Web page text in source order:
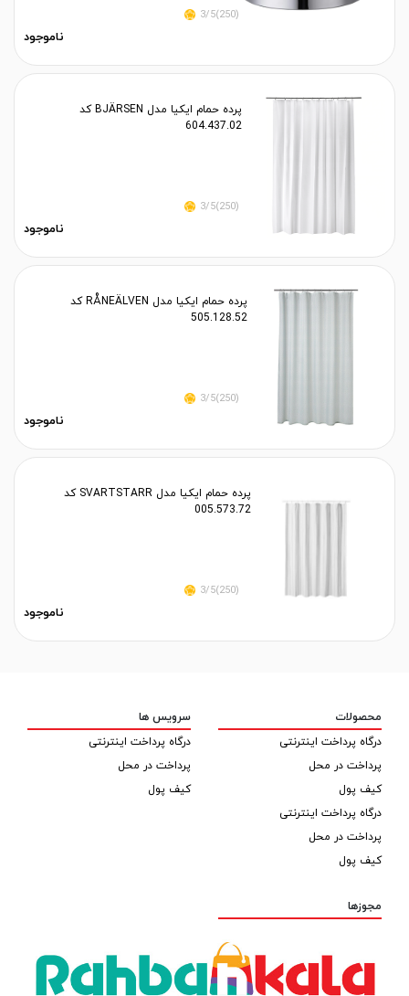
(250)3/5
ناموجود
پرده حمام ایکیا مدل BJÄRSEN کد
604.437.02
(250)3/5
ناموجود
پرده حمام ایکیا مدل RÅNEÄLVEN کد
505.128.52
(250)3/5
ناموجود
پرده حمام ایکیا مدل SVARTSTARR کد
005.573.72
(250)3/5
ناموجود
محصولات
درگاه پرداخت اینترنتی
پرداخت در محل
کیف پول
درگاه پرداخت اینترنتی
پرداخت در محل
کیف پول
سرویس ها
درگاه پرداخت اینترنتی
پرداخت در محل
کیف پول
مجوزها